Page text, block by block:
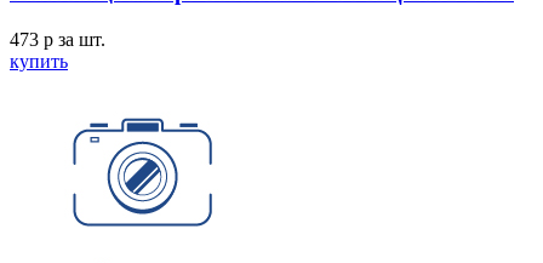
473 p за шт.
купить